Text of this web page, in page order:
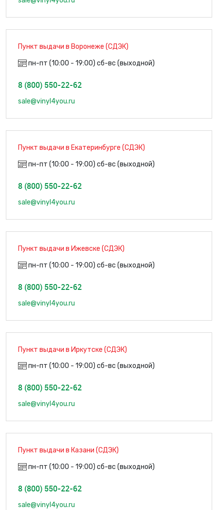
Пункт выдачи в Воронеже (СДЭК)
пн-пт (10:00 - 19:00) сб-вс (выходной)
8 (800) 550-22-62
sale@vinyl4you.ru
Пункт выдачи в Екатеринбурге (СДЭК)
пн-пт (10:00 - 19:00) сб-вс (выходной)
8 (800) 550-22-62
sale@vinyl4you.ru
Пункт выдачи в Ижевске (СДЭК)
пн-пт (10:00 - 19:00) сб-вс (выходной)
8 (800) 550-22-62
sale@vinyl4you.ru
Пункт выдачи в Иркутске (СДЭК)
пн-пт (10:00 - 19:00) сб-вс (выходной)
8 (800) 550-22-62
sale@vinyl4you.ru
Пункт выдачи в Казани (СДЭК)
пн-пт (10:00 - 19:00) сб-вс (выходной)
8 (800) 550-22-62
sale@vinyl4you.ru